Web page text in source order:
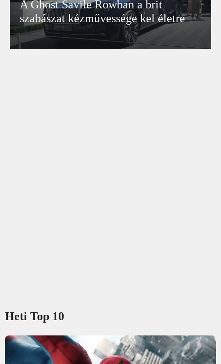
A Ghost Savile Rowban a brit
szabászat kézművessége kel életre
Heti Top 10